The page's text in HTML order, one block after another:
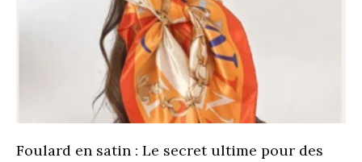
Foulard en satin : Le secret ultime pour des